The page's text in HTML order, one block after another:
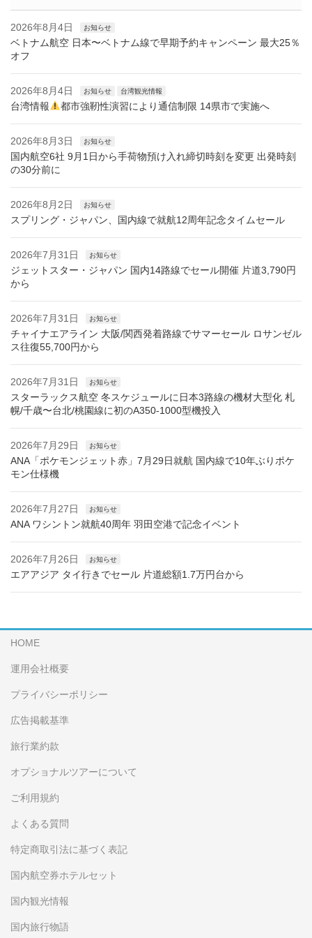
2026年8月4日 お知らせ
ベトナム航空 日本〜ベトナム線で早期予約キャンペーン 最大25％
オフ
2026年8月4日 お知らせ 台湾観光情報
台湾情報 都市強靭性演習により通信制限 14県市で実施へ
2026年8月3日 お知らせ
国内航空6社 9月1日から手荷物預け入れ締切時刻を変更 出発時刻
の30分前に
2026年8月2日 お知らせ
スプリング・ジャパン、国内線で就航12周年記念タイムセール
2026年7月31日 お知らせ
ジェットスター・ジャパン 国内14路線でセール開催 片道3,790円
から
2026年7月31日 お知らせ
チャイナエアライン 大阪/関西発着路線でサマーセール ロサンゼル
ス往復55,700円から
2026年7月31日 お知らせ
スターラックス航空 冬スケジュールに日本3路線の機材大型化 札
幌/千歳〜台北/桃園線に初のA350-1000型機投入
2026年7月29日 お知らせ
ANA「ポケモンジェット赤」7月29日就航 国内線で10年ぶりポケ
モン仕様機
2026年7月27日 お知らせ
ANA ワシントン就航40周年 羽田空港で記念イベント
2026年7月26日 お知らせ
エアアジア タイ行きでセール 片道総額1.7万円台から
HOME
運用会社概要
プライバシーポリシー
広告掲載基準
旅行業約款
オプショナルツアーについて
ご利用規約
よくある質問
特定商取引法に基づく表記
国内航空券ホテルセット
国内観光情報
国内旅行物語